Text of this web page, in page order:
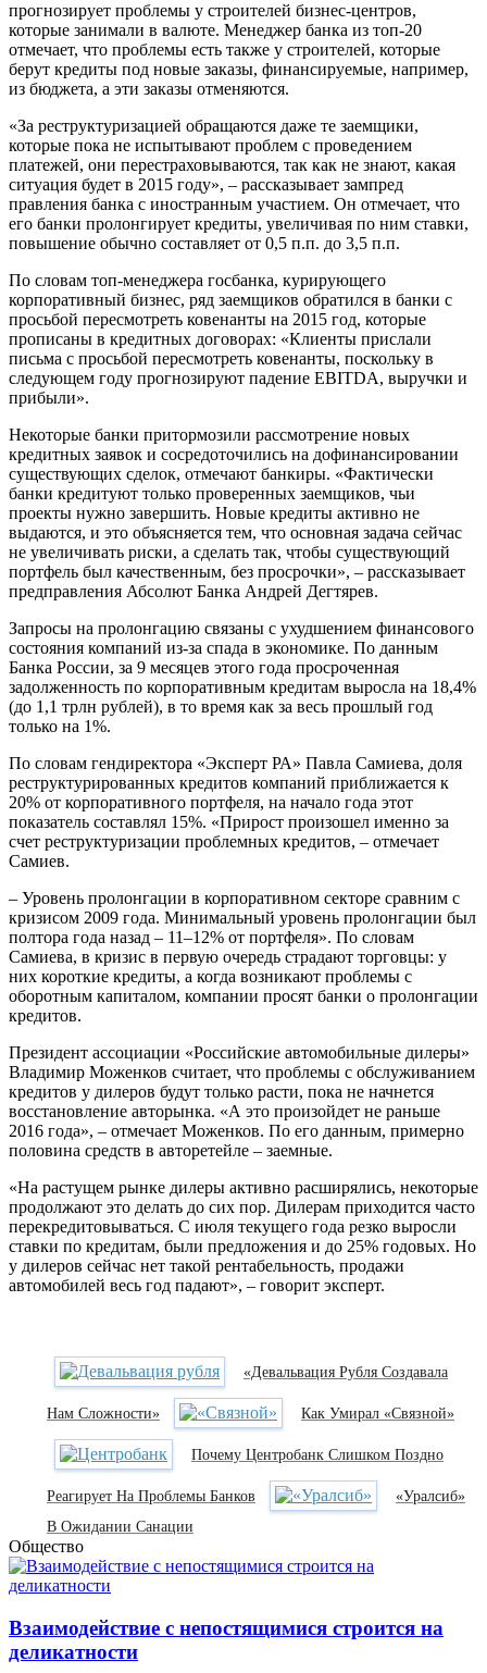
прогнозирует проблемы у строителей бизнес-центров,
которые занимали в валюте. Менеджер банка из топ-20
отмечает, что проблемы есть также у строителей, которые
берут кредиты под новые заказы, финансируемые, например,
из бюджета, а эти заказы отменяются.
«За реструктуризацией обращаются даже те заемщики,
которые пока не испытывают проблем с проведением
платежей, они перестраховываются, так как не знают, какая
ситуация будет в 2015 году», – рассказывает зампред
правления банка с иностранным участием. Он отмечает, что
его банки пролонгирует кредиты, увеличивая по ним ставки,
повышение обычно составляет от 0,5 п.п. до 3,5 п.п.
По словам топ-менеджера госбанка, курирующего
корпоративный бизнес, ряд заемщиков обратился в банки с
просьбой пересмотреть ковенанты на 2015 год, которые
прописаны в кредитных договорах: «Клиенты прислали
письма с просьбой пересмотреть ковенанты, поскольку в
следующем году прогнозируют падение EBITDA, выручки и
прибыли».
Некоторые банки притормозили рассмотрение новых
кредитных заявок и сосредоточились на дофинансировании
существующих сделок, отмечают банкиры. «Фактически
банки кредитуют только проверенных заемщиков, чьи
проекты нужно завершить. Новые кредиты активно не
выдаются, и это объясняется тем, что основная задача сейчас
не увеличивать риски, а сделать так, чтобы существующий
портфель был качественным, без просрочки», – рассказывает
предправления Абсолют Банка Андрей Дегтярев.
Запросы на пролонгацию связаны с ухудшением финансового
состояния компаний из-за спада в экономике. По данным
Банка России, за 9 месяцев этого года просроченная
задолженность по корпоративным кредитам выросла на 18,4%
(до 1,1 трлн рублей), в то время как за весь прошлый год
только на 1%.
По словам гендиректора «Эксперт РА» Павла Самиева, доля
реструктурированных кредитов компаний приближается к
20% от корпоративного портфеля, на начало года этот
показатель составлял 15%. «Прирост произошел именно за
счет реструктуризации проблемных кредитов, – отмечает
Самиев.
– Уровень пролонгации в корпоративном секторе сравним с
кризисом 2009 года. Минимальный уровень пролонгации был
полтора года назад – 11–12% от портфеля». По словам
Самиева, в кризис в первую очередь страдают торговцы: у
них короткие кредиты, а когда возникают проблемы с
оборотным капиталом, компании просят банки о пролонгации
кредитов.
Президент ассоциации «Российские автомобильные дилеры»
Владимир Моженков считает, что проблемы с обслуживанием
кредитов у дилеров будут только расти, пока не начнется
восстановление авторынка. «А это произойдет не раньше
2016 года», – отмечает Моженков. По его данным, примерно
половина средств в авторетейле – заемные.
«На растущем рынке дилеры активно расширялись, некоторые
продолжают это делать до сих пор. Дилерам приходится часто
перекредитовываться. С июля текущего года резко выросли
ставки по кредитам, были предложения и до 25% годовых. Но
у дилеров сейчас нет такой рентабельность, продажи
автомобилей весь год падают», – говорит эксперт.
«Девальвация Рубля Создавала
Нам Сложности» Как Умирал «Связной»
Почему Центробанк Слишком Поздно
Реагирует На Проблемы Банков
«Уралсиб»
В Ожидании Санации
Общество
Взаимодействие с непостящимися строится на
деликатности